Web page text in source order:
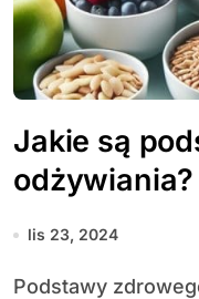
Jakie są
odżywiania?
lis 23, 2024
Podstawy zdrowego odżywiania to temat, który